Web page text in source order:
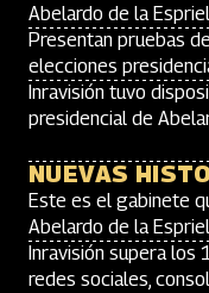
Abelardo de la
Presentan pruebas
elecciones
Inravisión tuvo
presidencial de
NUEVAS
Este es el gabinete
Abelardo de la
Inravisión supera los
redes sociales,